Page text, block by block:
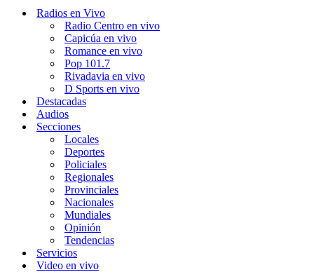
Radios en Vivo
Radio Centro en vivo
Capicúa en vivo
Romance en vivo
Pop 101.7
Rivadavia en vivo
D Sports en vivo
Destacadas
Audios
Secciones
Locales
Deportes
Policiales
Regionales
Provinciales
Nacionales
Mundiales
Opinión
Tendencias
Servicios
Video en vivo